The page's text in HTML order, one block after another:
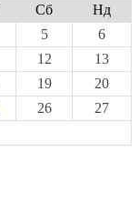
Сб
Нд
5
6
12
13
19
20
26
27